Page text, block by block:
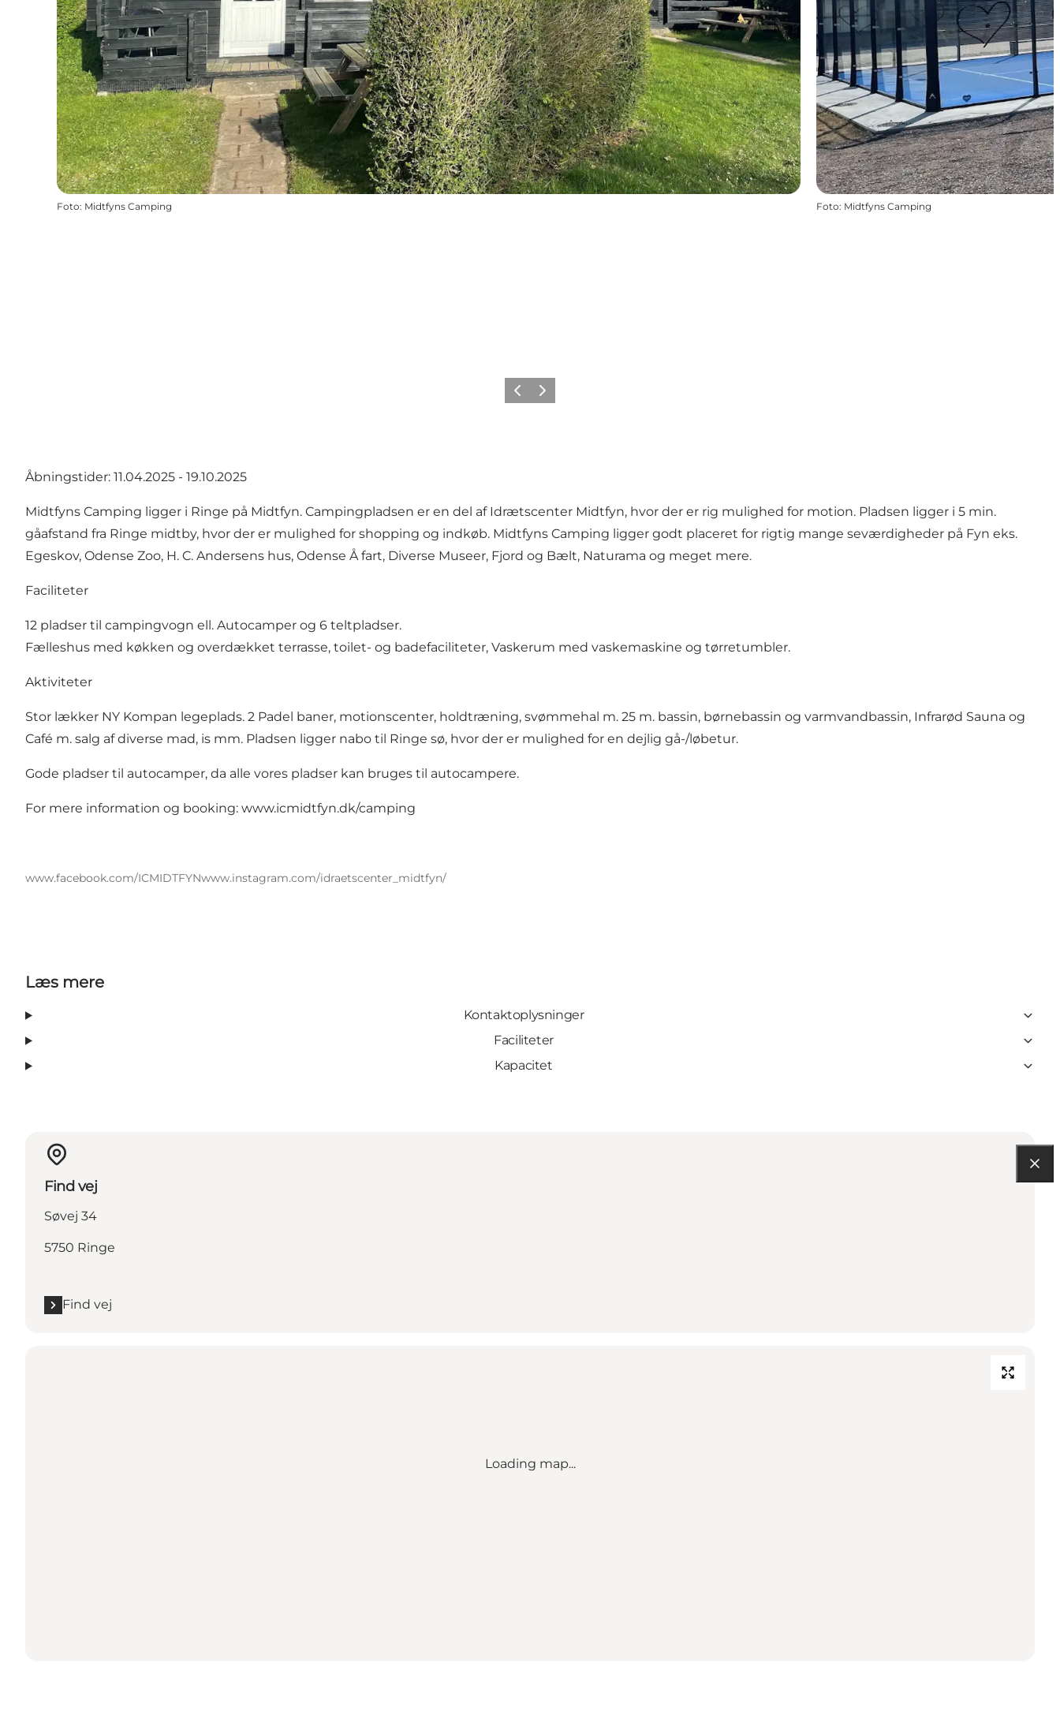
Foto: Midtfyns Camping Foto: Midtfyns Camping
Forrige billede
Næste billede
Åbningstider: 11.04.2025 - 19.10.2025
Midtfyns Camping ligger i Ringe på Midtfyn. Campingpladsen er en del af Idrætscenter Midtfyn, hvor der er rig mulighed for motion. Pladsen ligger i 5 min.
gåafstand fra Ringe midtby, hvor der er mulighed for shopping og indkøb. Midtfyns Camping ligger godt placeret for rigtig mange seværdigheder på Fyn eks.
Egeskov, Odense Zoo, H. C. Andersens hus, Odense Å fart, Diverse Museer, Fjord og Bælt, Naturama og meget mere.
Faciliteter
12 pladser til campingvogn ell. Autocamper og 6 teltpladser.
Fælleshus med køkken og overdækket terrasse, toilet- og badefaciliteter, Vaskerum med vaskemaskine og tørretumbler.
Aktiviteter
Stor lækker NY Kompan legeplads. 2 Padel baner, motionscenter, holdtræning, svømmehal m. 25 m. bassin, børnebassin og varmvandbassin, Infrarød Sauna og
Café m. salg af diverse mad, is mm. Pladsen ligger nabo til Ringe sø, hvor der er mulighed for en dejlig gå-/løbetur.
Gode pladser til autocamper, da alle vores pladser kan bruges til autocampere.
For mere information og booking: www.icmidtfyn.dk/camping
www.facebook.com/ICMIDTFYNwww.instagram.com/idraetscenter_midtfyn/
Læs mere
Kontaktoplysninger
Faciliteter
Kapacitet
Find vej
Søvej 34
5750 Ringe
Find vej
Loading map...